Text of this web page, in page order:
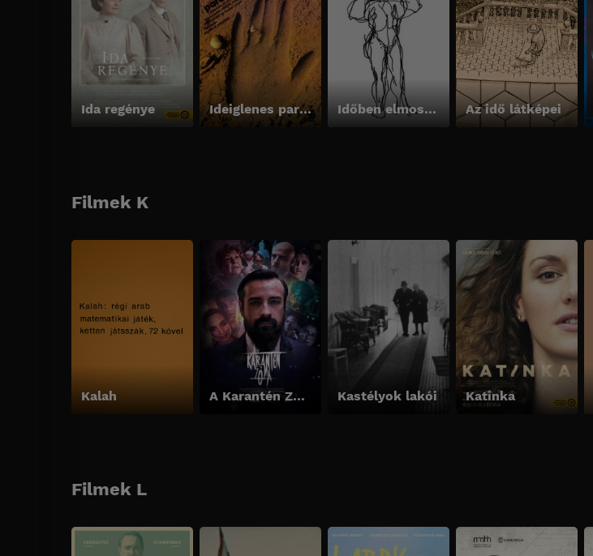
Ida regénye Ideiglenes paradicsom Időben elmosódva Az idő látképei
Filmek K
Kalah A Karantén Zóna Kastélyok lakói Katinka
Filmek L